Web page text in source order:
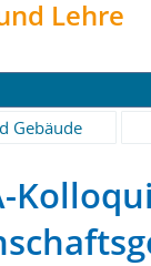
Lehre
Gebäude